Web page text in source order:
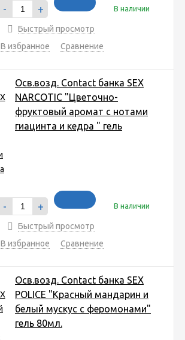
- + В наличии
Быстрый просмотр
В избранное
Сравнение
Осв.возд. Соntact банка SEX
NARCOTIC "Цветочно-
фруктовый аромат с нотами
гиацинта и кедра " гель
- + В наличии
Быстрый просмотр
В избранное
Сравнение
Осв.возд. Соntact банка SEX
POLICE "Красный мандарин и
белый мускус с феромонами"
гель 80мл.